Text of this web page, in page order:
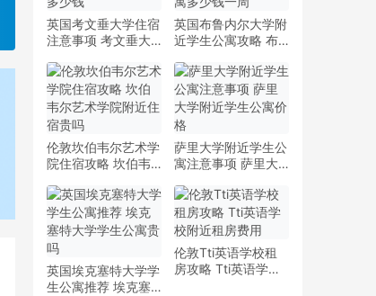
英国考文垂大学住宿
注意事项 考文垂大
少钱
英国布鲁内尔大学附
近学生公寓攻略 布
多少钱一周
伦敦坎伯韦尔艺术学
院住宿攻略 坎伯韦
贵吗
萨里大学附近学生公
寓注意事项 萨里大
英国埃克塞特大学学
生公寓推荐 埃克塞
伦敦Tti英语学校租
房攻略 Tti英语学校